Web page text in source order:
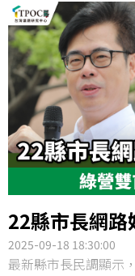
輿情呈現出明顯的板
討論度與極佳的正面
22縣市長網路
包辦六都、16
2025-09-18 18:30:00
最新縣市長民調顯示